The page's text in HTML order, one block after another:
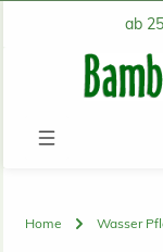
Zum Hauptinhaltab
Home Wasser